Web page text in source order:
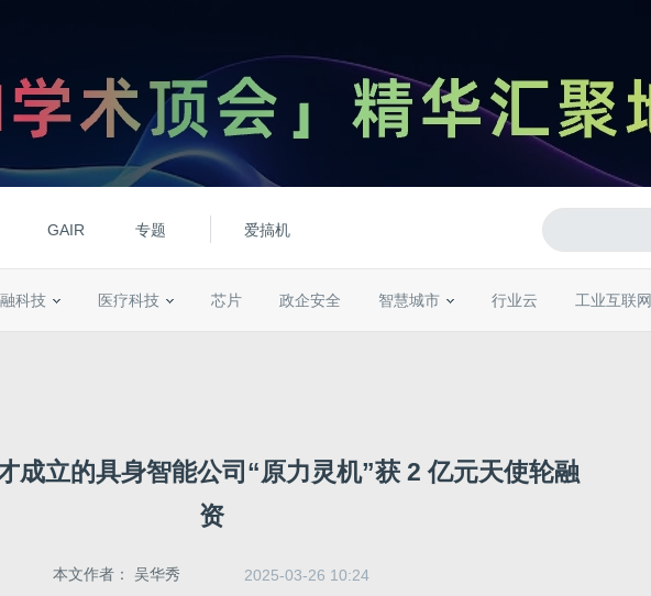
GAIR 专题 爱搞机
科技 医疗科技 芯片 政企安全 智慧城市 行业云 工业互联网
成立的具身智能公司“原力灵机”获 2 亿元天使轮融
资
本文作者： 吴华秀 2025-03-26 10:24